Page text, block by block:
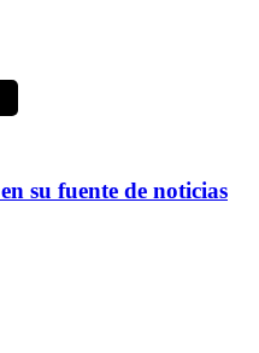
en su fuente de noticias